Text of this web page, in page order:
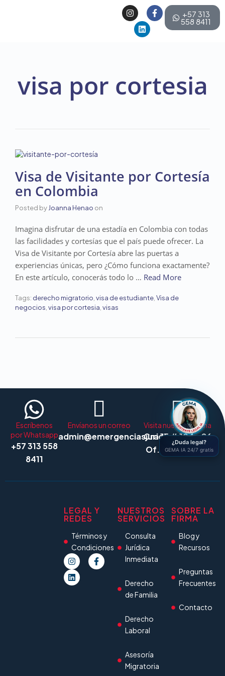
+57 313
558 8411
visa por cortesia
Visa de Visitante por Cortesía
en Colombia
Posted by Joanna Henao on
Imagina disfrutar de una estadía en Colombia con todas
las facilidades y cortesías que el país puede ofrecer. La
Visa de Visitante por Cortesía abre las puertas a
experiencias únicas, pero ¿Cómo funciona exactamente?
En este artículo, conocerás todo lo … Read More
Tags: derecho migratorio visa de estudiante Visa de
negocios visa por cortesia visas
Escríbenos
por Whatsapp
+57 313 558
8411
Envíanos un correo
admin@emergenciasjuridicas.com
Visita nuestra oficina
Cra 15 # 104 - 26
Of. 611, Bogotá
LEGAL Y
REDES
Términos y
Condiciones
NUESTROS
SERVICIOS
Consulta
Jurídica
Inmediata
Derecho
de Familia
Derecho
Laboral
Asesoría
Migratoria
SOBRE LA
FIRMA
Blog y
Recursos
Preguntas
Frecuentes
Contacto
¿Duda legal?
GEMA IA 24/7 gratis